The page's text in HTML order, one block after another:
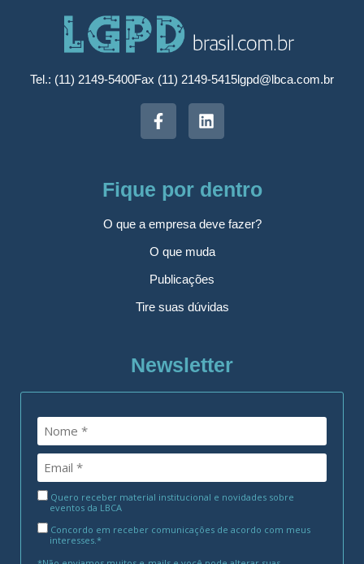
Tel.: (11) 2149-5400Fax (11) 2149-5415lgpd@lbca.com.br
Fique por dentro
O que a empresa deve fazer?
O que muda
Publicações
Tire suas dúvidas
Newsletter
Quero receber material institucional e novidades sobre
eventos da LBCA
Concordo em receber comunicações de acordo com meus
interesses.*